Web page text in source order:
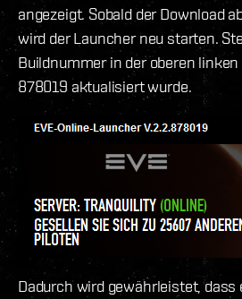
angezeigt. Sobald der Download
wird der Launcher neu starten.
Buildnummer in der oberen
878019 aktualisiert wurde.
Dadurch wird gewährleistet, dass